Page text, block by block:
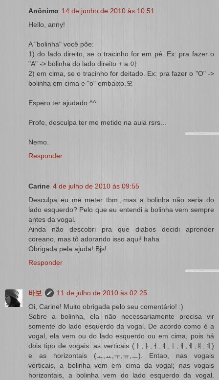
Anônimo 14 de junho de 2010 às 10:51
Hello, anny!
A "bolinha" você põe:
1) do lado direito, se o tracinho for em pé. Ex: pra fazer o
"A" -> bolinha do lado direito + a.아
2) em cima, se o tracinho for deitado. Ex: pra fazer o "O" ->
bolinha em cima e "o" embaixo.오
Espero ter ajudado ^^
Profe, desculpa ter me metido na aula rsrs...
Nemo.
Responder
Carine 4 de julho de 2010 às 09:55
Desculpa eu me meter tbm, mas a bolinha não seria do
lado esquerdo? Pelo que eu entendi a bolinha vem sempre
antes da vogal.
Ainda não descobri pra que diabos decidi aprender
coreano, mas tô adorando isso aqui! haha
Obrigada pela ajuda! Bjs!
Responder
바보
11 de julho de 2010 às 02:25
Oi, Carine! Muito obrigada pelo seu comentário! :)
Sobre a bolinha, ela não necessariamente precisa vir
somente do lado esquerdo da vogal. De acordo como é a
vogal, ela vem ou do lado esquerdo ou em cima, pois há
dois tipo de vogais: as verticais (ㅏ,ㅑ,ㅓ,ㅕ,ㅣ,ㅐ,ㅔ,ㅒ,ㅖ)
e as horizontais (ㅗ,ㅛ,ㅜ,ㅠ,ㅡ). Entao, nas vogais
verticais, a bolinha vem em cima da vogal; nas vogais
horizontais, a bolinha vem do lado esquerdo da vogal.